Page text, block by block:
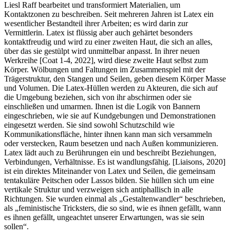
Liesl Raff bearbeitet und transformiert Materialien, um
Kontaktzonen zu beschreiben. Seit mehreren Jahren ist Latex ein
wesentlicher Bestandteil ihrer Arbeiten; es wird darin zur
Vermittlerin. Latex ist flüssig aber auch gehärtet besonders
kontaktfreudig und wird zu einer zweiten Haut, die sich an alles,
über das sie gestülpt wird unmittelbar anpasst. In ihrer neuen
Werkreihe [Coat 1-4, 2022], wird diese zweite Haut selbst zum
Körper. Wölbungen und Faltungen im Zusammenspiel mit der
Trägerstruktur, den Stangen und Seilen, geben diesem Körper Masse
und Volumen. Die Latex-Hüllen werden zu Akteuren, die sich auf
die Umgebung beziehen, sich von ihr abschirmen oder sie
einschließen und umarmen. Ihnen ist die Logik von Bannern
eingeschrieben, wie sie auf Kundgebungen und Demonstrationen
eingesetzt werden. Sie sind sowohl Schutzschild wie
Kommunikationsfläche, hinter ihnen kann man sich versammeln
oder verstecken, Raum besetzen und nach Außen kommunizieren.
Latex lädt auch zu Berührungen ein und beschreibt Beziehungen,
Verbindungen, Verhältnisse. Es ist wandlungsfähig. [Liaisons, 2020]
ist ein direktes Miteinander von Latex und Seilen, die gemeinsam
tentakuläre Peitschen oder Lassos bilden. Sie hüllen sich um eine
vertikale Struktur und verzweigen sich antiphallisch in alle
Richtungen. Sie wurden einmal als „Gestaltenwandler“ beschrieben,
als „feministische Tricksters, die so sind, wie es ihnen gefällt, wann
es ihnen gefällt, ungeachtet unserer Erwartungen, was sie sein
sollen“.